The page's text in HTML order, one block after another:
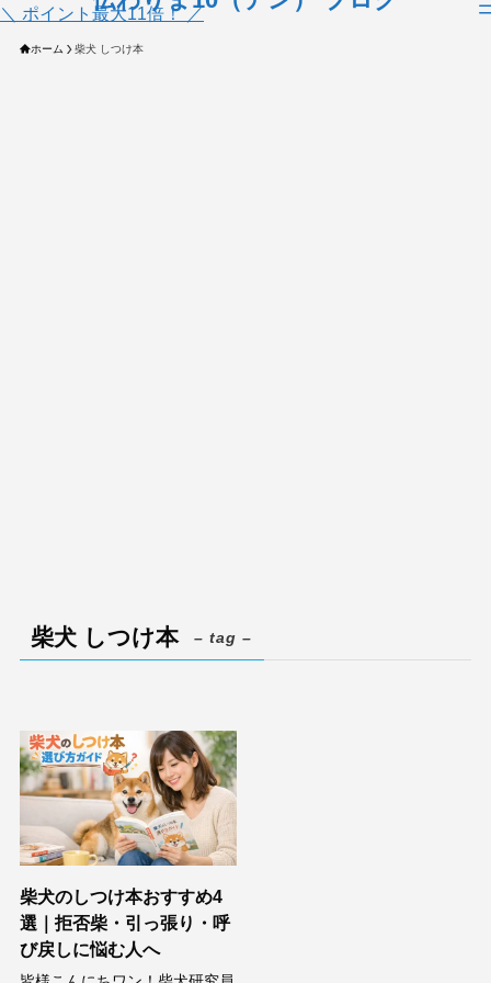
＼ ポイント最大11倍！ ／
ホーム 柴犬 しつけ本
柴犬 しつけ本 – tag –
柴犬のしつけ本おすすめ4
選｜拒否柴・引っ張り・呼
び戻しに悩む人へ